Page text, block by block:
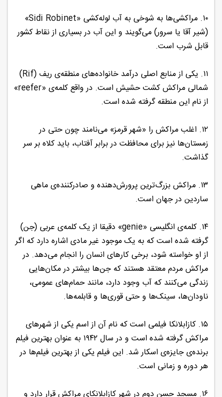
۱۰. مراکشی‌ها به شوخی به آب لوله‌کشی «Sidi Robinet»
(شیر آقا یا سرور) می‌گویند و این آب در بسیاری از نقاط کشور
قابل شرب است.
۱۱. یکی از منابع اصلی درآمد خانواده‌های منطقه‌ی ریف (Rif)
شمالی مراکش کشت حشیش است. در واقع کلمه‌ی «reefer»
از نام این منطقه گرفته شده است.
۱۲. اغلب مراکش را «شهر قرمز» می‌نامند چون حتی در
زمستان‌ها نیز برای محافظت در برابر آفتاب، باید کلاه بر سر
گذاشت.
۱۳. مراکش بزرگ‌ترین پرورش‌دهنده و صادرکننده‌ی ماهی
ساردین در جهان است.
۱۴. کلمه‌ی انگلیسی «genie» دقیقا از یک کلمه‌ی عربی (جن)
گرفته شده است که به یک موجود غیر مادی اشاره دارد که اگر
از او خواسته شود، برخی کارهای انسان را انجام می‌دهد. در
مراکش مردم معتقد هستند که جن‌ها بیشتر در مکان‌هایی
زندگی می‌کنند که آب وجود دارد، مانند حمام‌های عمومی،
ناودان‌ها، سینک‌ها و حتی قوری‌ها و قابلمه‌ها.
۱۵. کازابلانکا فیلمی است که نام آن از اسم یکی از شهرهای
مراکش گرفته شده است و در سال ۱۹۴۲ به عنوان بهترین فیلم
برنده‌ی جایزه‌ی اسکار شد. این فیلم یکی از بهترین فیلم‌ها در
هر دوره و زمانی است.
۱۶. مسجد حسن دوم در شهر کازابلانکای مراکش قرار دارد و